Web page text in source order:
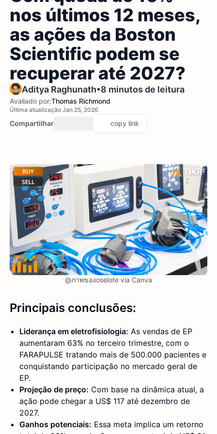
nos últimos 12 meses,
as ações da Boston
Scientific podem se
recuperar até 2027?
Aditya Raghunath•8 minutos de leitura
Avaliado por:Thomas Richmond
Última atualização Jan 25, 2026
Compartilhar copy link
@ภาพของoselote via Canva
Principais conclusões:
Liderança em eletrofisiologia: As vendas de EP
aumentaram 63% no terceiro trimestre, com o
FARAPULSE tratando mais de 500.000 pacientes e
conquistando participação no mercado geral de
EP.
Projeção de preço: Com base na dinâmica atual, a
ação pode chegar a US$ 117 até dezembro de
2027.
Ganhos potenciais: Essa meta implica um retorno